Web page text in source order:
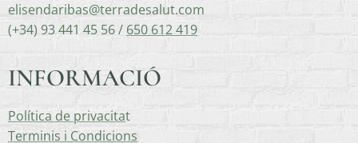
elisendaribas@terradesalut.com
(+34) 93 441 45 56 / 650 612 419
INFORMACIÓ
Política de privacitat
Terminis i Condicions